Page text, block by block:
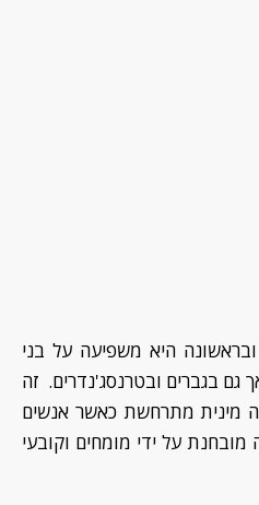
היא משפיעה על בני
גם בגברים ובטרנסג'נדרים. זה
מינית מתרחשת כאשר אנשים
מובחנת על ידי מומחים וקובעי